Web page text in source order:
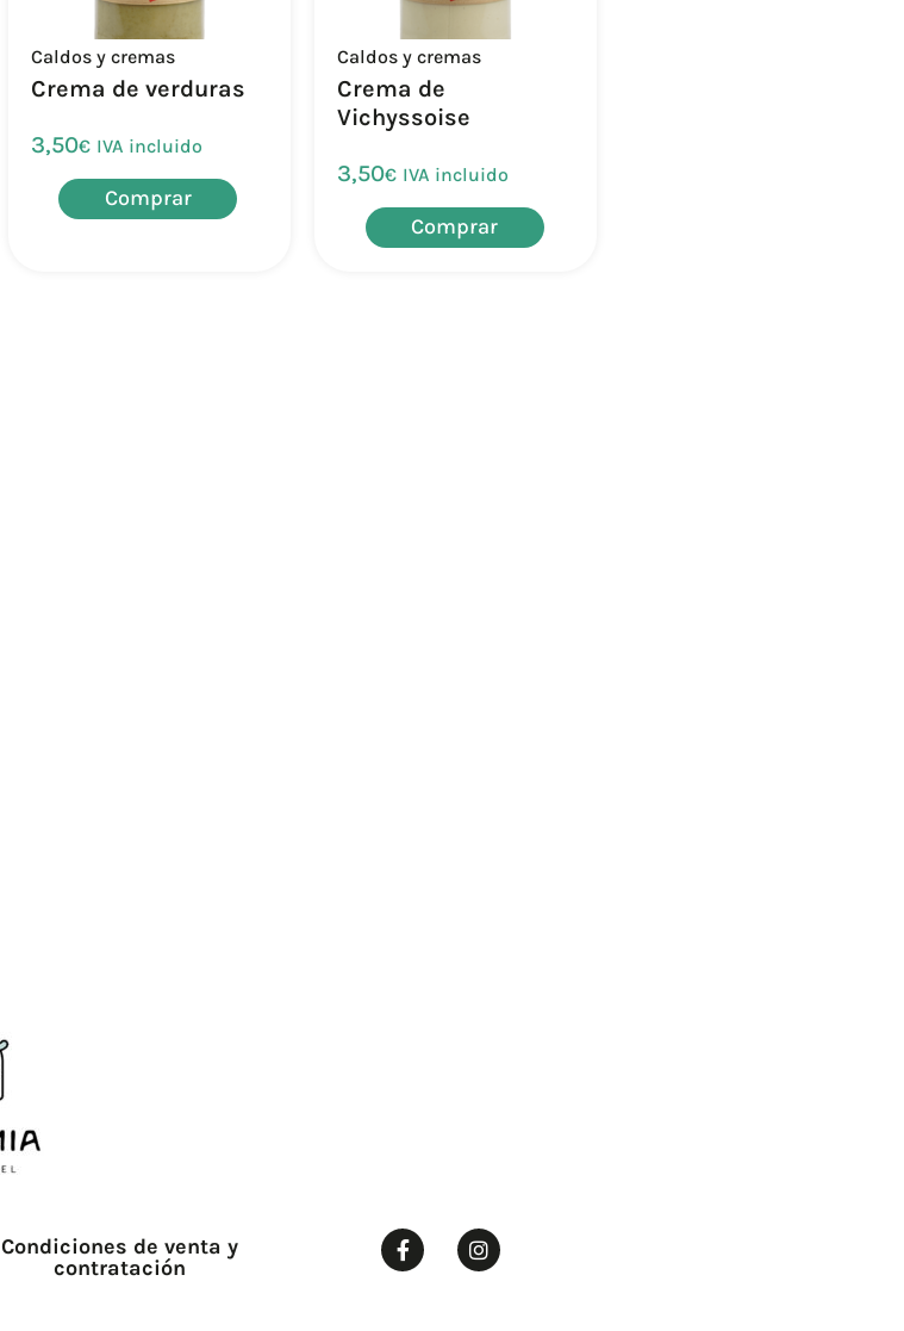
Caldos y cremas
Crema de verduras
3,50€ IVA incluido
Comprar
Caldos y cremas
Crema de
Vichyssoise
3,50€ IVA incluido
Comprar
Condiciones de venta y
contratación